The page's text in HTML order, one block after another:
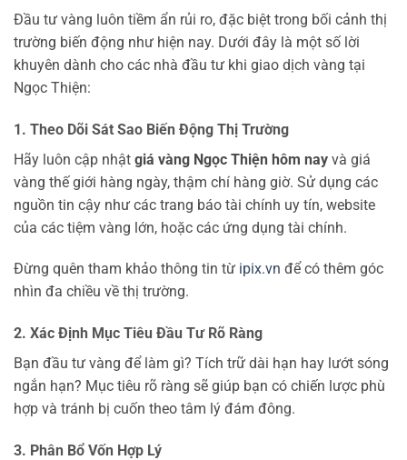
Đầu tư vàng luôn tiềm ẩn rủi ro, đặc biệt trong bối cảnh thị
trường biến động như hiện nay. Dưới đây là một số lời
khuyên dành cho các nhà đầu tư khi giao dịch vàng tại
Ngọc Thiện:
1. Theo Dõi Sát Sao Biến Động Thị Trường
Hãy luôn cập nhật giá vàng Ngọc Thiện hôm nay và giá
vàng thế giới hàng ngày, thậm chí hàng giờ. Sử dụng các
nguồn tin cậy như các trang báo tài chính uy tín, website
của các tiệm vàng lớn, hoặc các ứng dụng tài chính.
Đừng quên tham khảo thông tin từ ipix.vn để có thêm góc
nhìn đa chiều về thị trường.
2. Xác Định Mục Tiêu Đầu Tư Rõ Ràng
Bạn đầu tư vàng để làm gì? Tích trữ dài hạn hay lướt sóng
ngắn hạn? Mục tiêu rõ ràng sẽ giúp bạn có chiến lược phù
hợp và tránh bị cuốn theo tâm lý đám đông.
3. Phân Bổ Vốn Hợp Lý